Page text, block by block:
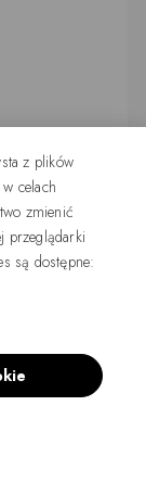
z plików
celach
zmienić
przeglądarki
są dostępne: